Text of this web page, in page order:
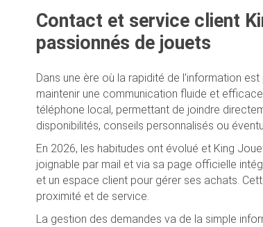
Contact et service client
passionnés de jouets
Dans une ère où la rapidité de l’information
maintenir une communication fluide et
téléphone local, permettant de joindre
disponibilités, conseils personnalisés ou
En 2026, les habitudes ont évolué et King
joignable par mail et via sa page officielle
et un espace client pour gérer ses achats.
proximité et de service.
La gestion des demandes va de la simple